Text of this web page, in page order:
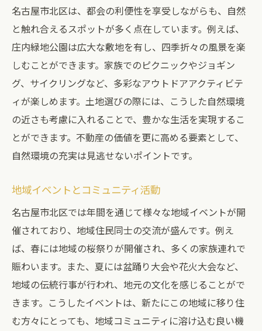
名古屋市北区は、都会の利便性を享受しながらも、自然
と触れ合えるスポットが多く点在しています。例えば、
庄内緑地公園は広大な敷地を有し、四季折々の風景を楽
しむことができます。家族でのピクニックやジョギン
グ、サイクリングなど、多彩なアウトドアアクティビテ
ィが楽しめます。土地選びの際には、こうした自然環境
の近さも考慮に入れることで、豊かな生活を実現するこ
とができます。不動産の価値を更に高める要素として、
自然環境の充実は見逃せないポイントです。
地域イベントとコミュニティ活動
名古屋市北区では年間を通じて様々な地域イベントが開
催されており、地域住民同士の交流が盛んです。例え
ば、春には地域の桜祭りが開催され、多くの家族連れで
賑わいます。また、夏には盆踊り大会や花火大会など、
地域の伝統行事が行われ、地元の文化を感じることがで
きます。こうしたイベントは、新たにこの地域に移り住
む方々にとっても、地域コミュニティに溶け込む良い機